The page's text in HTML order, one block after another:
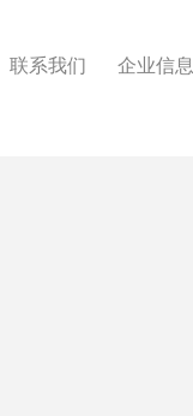
联系我们 企业信息